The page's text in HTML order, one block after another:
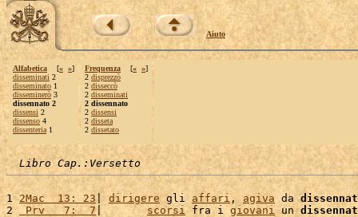
Aiuto
Alfabetica [« »]
disseminati 2
disseminato 1
disseminerò 3
dissennato 2
dissensi 2
dissenso 4
dissenteria 1
Frequenza [« »]
2 disprezzò
2 disseccò
2 disseminati
2 dissennato
2 dissensi
2 disseta
2 dissetato
Libro Cap.:Versetto
1 2Mac  13: 23| dirigere gli affari , agiva da
2
Prv   7:  7 | scorsi fra i giovani un